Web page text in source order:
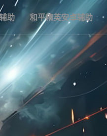
助 和平精英安卓辅助